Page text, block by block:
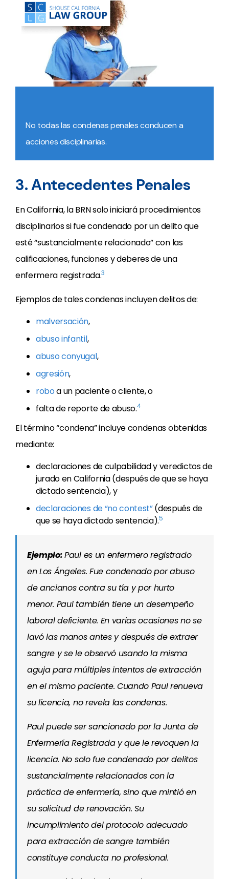
No todas las condenas penales conducen a
acciones disciplinarias.
3. Antecedentes Penales
En California, la BRN solo iniciará procedimientos
disciplinarios si fue condenado por un delito que
esté “sustancialmente relacionado” con las
calificaciones, funciones y deberes de una
enfermera registrada.3
Ejemplos de tales condenas incluyen delitos de:
malversación,
abuso infantil,
abuso conyugal,
agresión,
roboa un paciente o cliente, o
falta de reporte de abuso.4
El término “condena” incluye condenas obtenidas
mediante:
declaraciones de culpabilidad y veredictos de
jurado en California (después de que se haya
dictado sentencia), y
declaraciones de “no contest”(después de
que se haya dictado sentencia).5
Ejemplo:Paul es un enfermero registrado
en Los Ángeles. Fue condenado por abuso
de ancianos contra su tía y por hurto
menor. Paul también tiene un desempeño
laboral deficiente. En varias ocasiones no se
lavó las manos antes y después de extraer
sangre y se le observó usando la misma
aguja para múltiples intentos de extracción
en el mismo paciente. Cuando Paul renueva
su licencia, no revela las condenas.
Paul puede ser sancionado por la Junta de
Enfermería Registrada y que le revoquen la
licencia. No solo fue condenado por delitos
sustancialmente relacionados con la
práctica de enfermería, sino que mintió en
su solicitud de renovación. Su
incumplimiento del protocolo adecuado
para extracción de sangre también
constituye conducta no profesional.